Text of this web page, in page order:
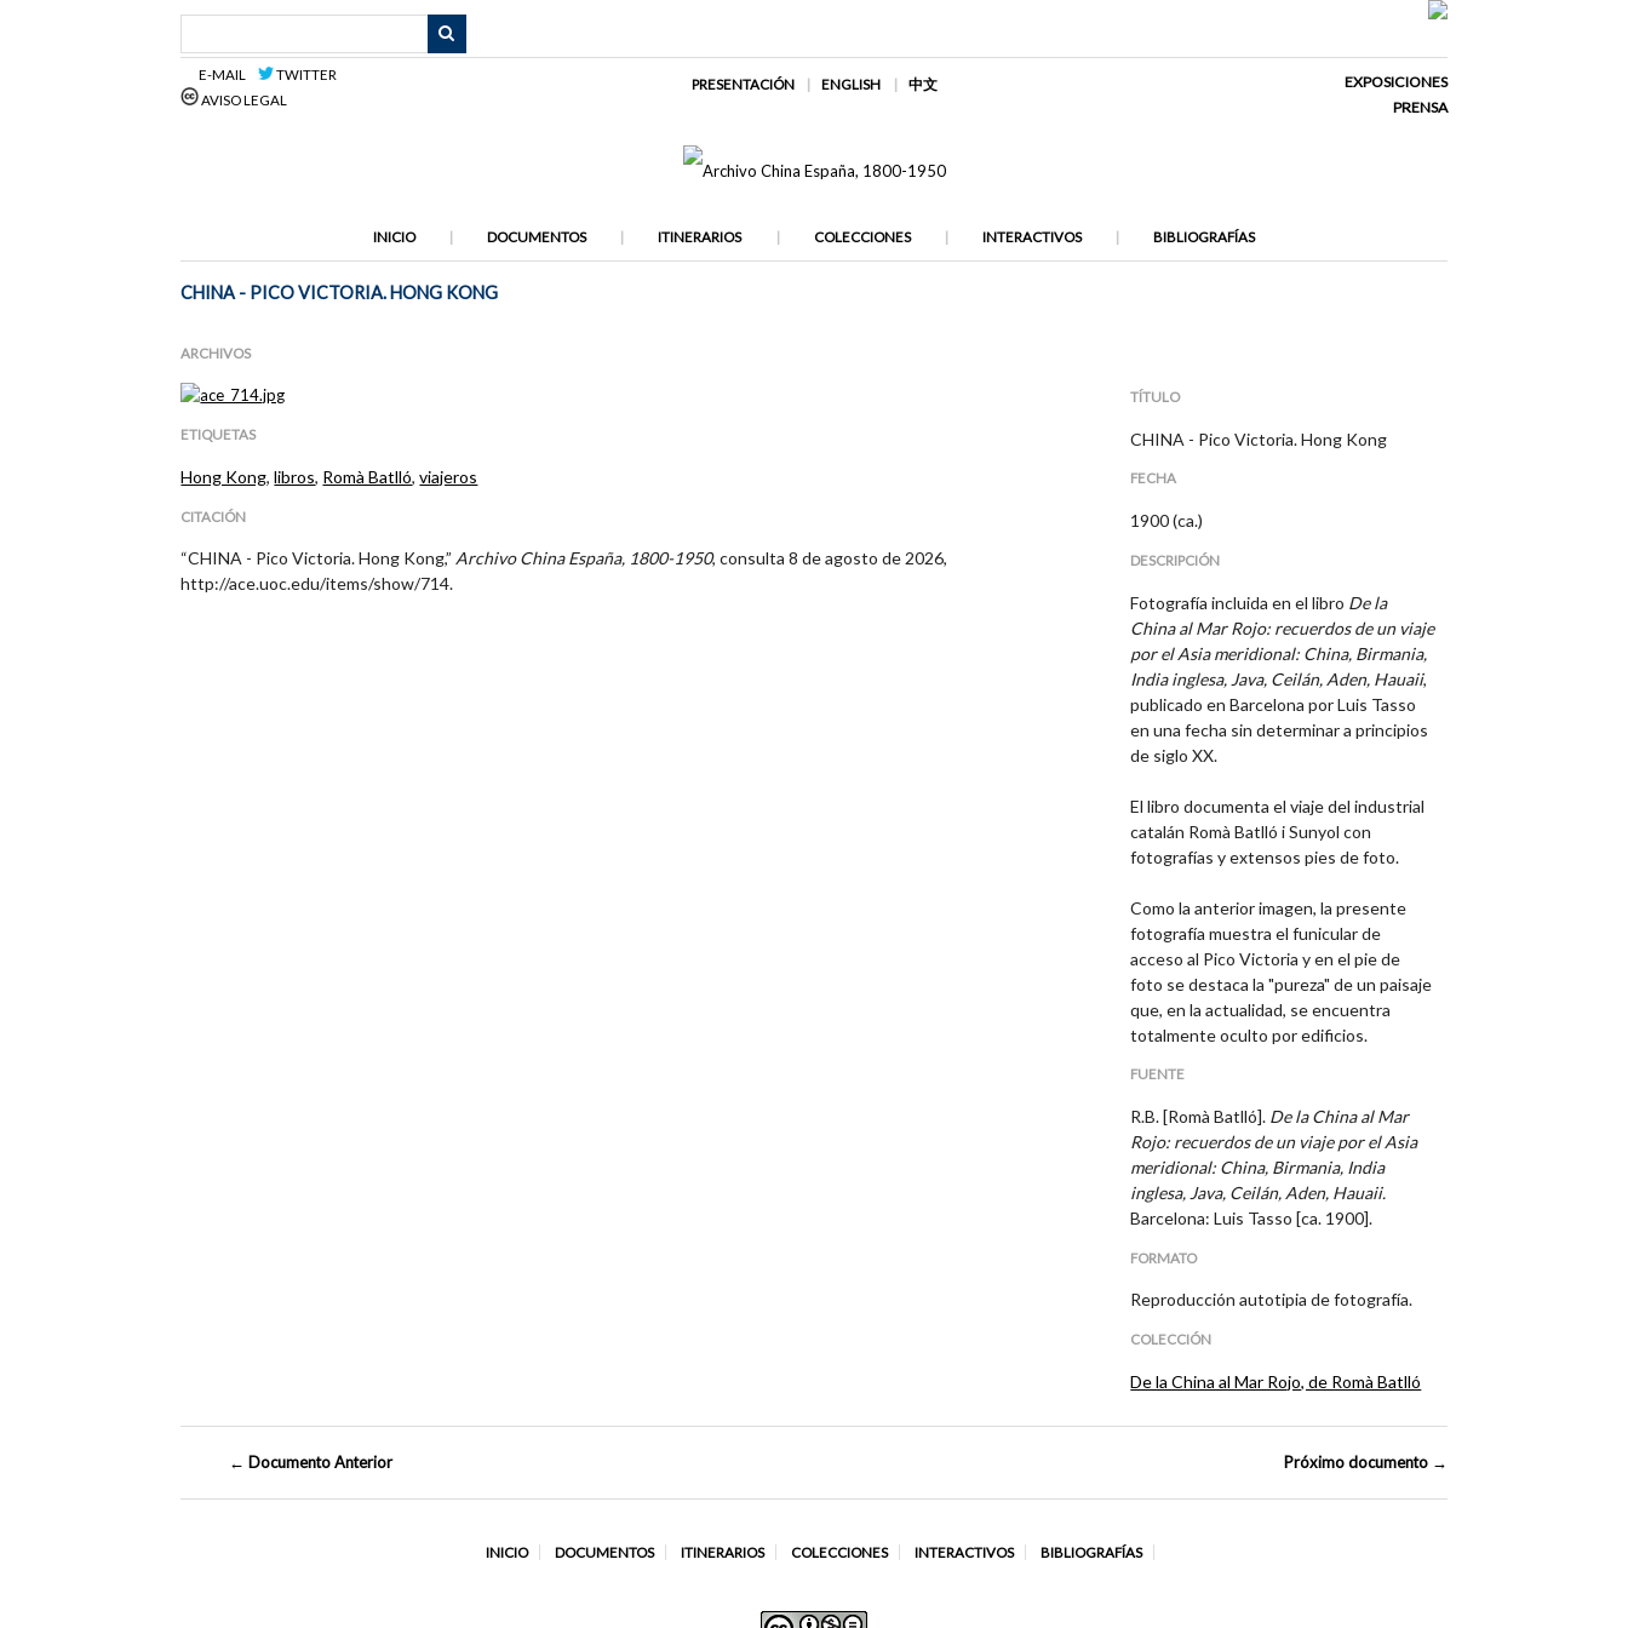
E-MAIL
TWITTER
AVISO LEGAL
PRESENTACIÓN ENGLISH 中文
EXPOSICIONES
PRENSA
INICIO DOCUMENTOS ITINERARIOS COLECCIONES INTERACTIVOS BIBLIOGRAFÍAS
CHINA - PICO VICTORIA. HONG KONG
ARCHIVOS
ETIQUETAS
Hong Kong,libros, Romà Batlló,viajeros
CITACIÓN
“CHINA - Pico Victoria. Hong Kong,”Archivo China España, 1800-1950, consulta 8 de agosto de 2026,
http://ace.uoc.edu/items/show/714.
TÍTULO
CHINA - Pico Victoria. Hong Kong
FECHA
1900 (ca.)
DESCRIPCIÓN
Fotografía incluida en el libro De la
China al Mar Rojo: recuerdos de un viaje
por el Asia meridional: China, Birmania,
India inglesa, Java, Ceilán, Aden, Hauaii,
publicado en Barcelona por Luis Tasso
en una fecha sin determinar a principios
de siglo XX.
El libro documenta el viaje del industrial
catalán Romà Batlló i Sunyol con
fotografías y extensos pies de foto.
Como la anterior imagen, la presente
fotografía muestra el funicular de
acceso al Pico Victoria y en el pie de
foto se destaca la "pureza" de un paisaje
que, en la actualidad, se encuentra
totalmente oculto por edificios.
FUENTE
R.B. [Romà Batlló]. De la China al Mar
Rojo: recuerdos de un viaje por el Asia
meridional: China, Birmania, India
inglesa, Java, Ceilán, Aden, Hauaii.
Barcelona: Luis Tasso [ca. 1900].
FORMATO
Reproducción autotipia de fotografía.
COLECCIÓN
De la China al Mar Rojo, de Romà Batlló
← Documento Anterior Próximo documento →
INICIO DOCUMENTOS ITINERARIOS COLECCIONES INTERACTIVOS BIBLIOGRAFÍAS